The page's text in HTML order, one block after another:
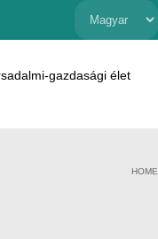
Nyelv
gazdasági élet
HOME